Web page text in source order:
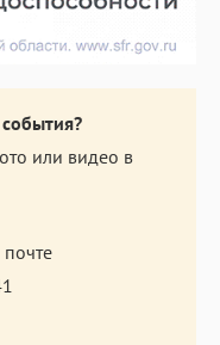
или видео в